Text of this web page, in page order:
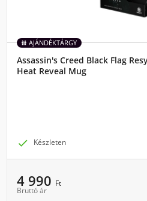
AJÁNDÉKTÁRGY
Assassin's Creed Black Flag
Heat Reveal Mug
 Készleten
4 990 Ft
Bruttó ár